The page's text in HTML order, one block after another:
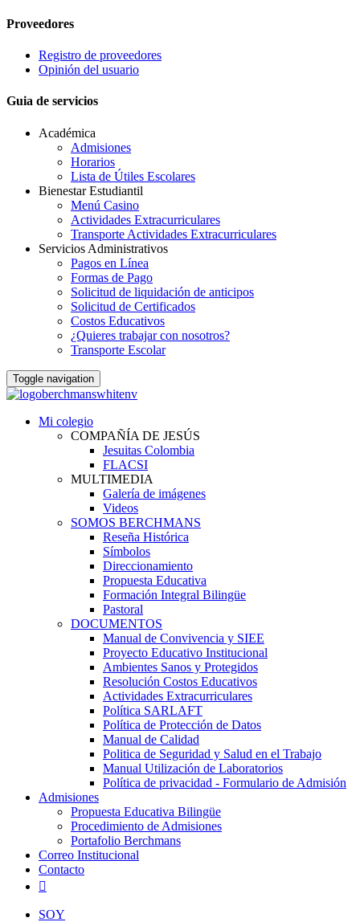
Proveedores
Registro de proveedores
Opinión del usuario
Guia de servicios
Académica
Admisiones
Horarios
Lista de Útiles Escolares
Bienestar Estudiantil
Menú Casino
Actividades Extracurriculares
Transporte Actividades Extracurriculares
Servicios Administrativos
Pagos en Línea
Formas de Pago
Solicitud de liquidación de anticipos
Solicitud de Certificados
Costos Educativos
¿Quieres trabajar con nosotros?
Transporte Escolar
Toggle navigation
Mi colegio
COMPAÑÍA DE JESÚS
Jesuitas Colombia
FLACSI
MULTIMEDIA
Galería de imágenes
Videos
SOMOS BERCHMANS
Reseña Histórica
Símbolos
Direccionamiento
Propuesta Educativa
Formación Integral Bilingüe
Pastoral
DOCUMENTOS
Manual de Convivencia y SIEE
Proyecto Educativo Institucional
Ambientes Sanos y Protegidos
Resolución Costos Educativos
Actividades Extracurriculares
Política SARLAFT
Política de Protección de Datos
Manual de Calidad
Politica de Seguridad y Salud en el Trabajo
Manual Utilización de Laboratorios
Política de privacidad - Formulario de Admisión
Admisiones
Propuesta Educativa Bilingüe
Procedimiento de Admisiones
Portafolio Berchmans
Correo Institucional
Contacto

SOY